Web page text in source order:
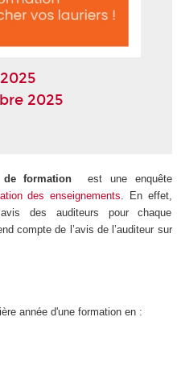
2025
de formation
est une enquête
des enseignements . En effet,
des auditeurs pour chaque
compte de l’avis de l’auditeur sur
année d'une formation en :